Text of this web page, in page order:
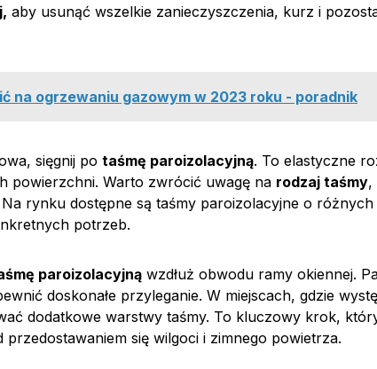
aby usunąć wszelkie zanieczyszczenia, kurz i
na ogrzewaniu gazowym w 2023 roku - poradnik
sięgnij po taśmę paroizolacyjną. To elastyczne
powierzchni. Warto zwrócić uwagę na rodzaj taśmy,
rynku dostępne są taśmy paroizolacyjne o
potrzeb.
paroizolacyjną wzdłuż obwodu ramy okiennej.
doskonałe przyleganie. W miejscach, gdzie
dodatkowe warstwy taśmy. To kluczowy krok,
się wilgoci i zimnego powietrza.